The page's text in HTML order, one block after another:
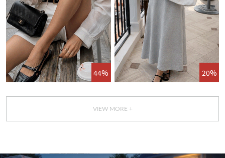
44% 20%
VIEW MORE +